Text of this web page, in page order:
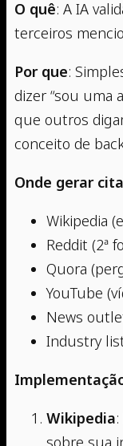
O quê: A IA
terceiros
Por que:
dizer “sou uma
que outros
conceito de
Onde gerar
Wikipedia
Reddit (2ª
Quora
YouTube
News
Industry
Wikipedia
sobre sua